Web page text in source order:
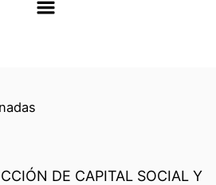
Main
DE CAPITAL SOCIAL Y